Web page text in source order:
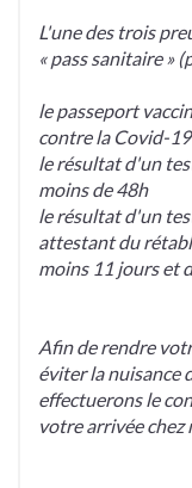
L'une des trois
« pass sanitaire »
le passeport
contre la Covid-19
le résultat d'un
moins de 48h
le résultat d'un
attestant du
moins 11 jours et
Afin de rendre
éviter la nuisance
effectuerons le
votre arrivée chez